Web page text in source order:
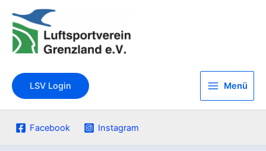
Inhalt
springen
LSV Login Menü
Facebook Instagram